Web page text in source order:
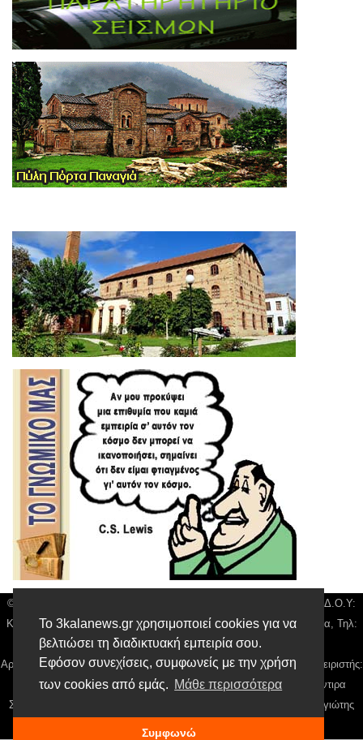
Το 3kalanews.gr χρησιμοποιεί cookies για να
βελτιώσει τη διαδικτυακή εμπειρία σου.
Εφόσον συνεχίσεις, συμφωνείς με την χρήση
των cookies από εμάς. Μάθε περισσότερα
Συμφωνώ
© 3kala News | Διακριτικός Τίτλος: Orion Media, ΑΦΜ: 043750542, Δ.Ο.Υ:
Καρδίτσας, Υπο/μα Τρικάλων, Δ/νση: Τιουσόν 31 τ.κ 42132 Τρίκαλα, Τηλ:
24310 63300, email: news@3kalanews.gr
Αρ. Γεμή: 018804431000, Νόμιμος Εκπρόσωπος, Ιδιοκτήτης και Διαχειριστής:
Παναγιώτης Φιλίππου, Διευθύντρια: Γιαννουσά Βασιλική, Διευθύντιρα
Σύνταξης: Μπαλαμπάνη Βασιλική. Δικαιούχος domain name Παναγιώτης
Φιλίππου